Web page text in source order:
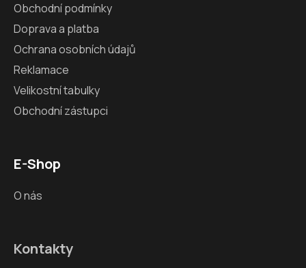
Obchodní podmínky
Doprava a platba
Ochrana osobních údajů
Reklamace
Velikostní tabulky
Obchodní zástupci
E-Shop
O nás
Kontakty